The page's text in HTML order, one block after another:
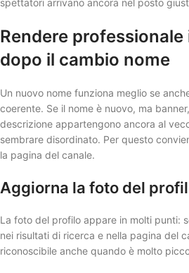
spettatori arrivano ancora nel posto
Rendere
dopo il cambio nome
Un nuovo nome funziona meglio se
coerente. Se il nome è nuovo, ma
descrizione appartengono ancora al
sembrare disordinato. Per questo
la pagina del canale.
Aggiorna la foto del
La foto del profilo appare in molti punti:
nei risultati di ricerca e nella pagina del
riconoscibile anche quando è molto